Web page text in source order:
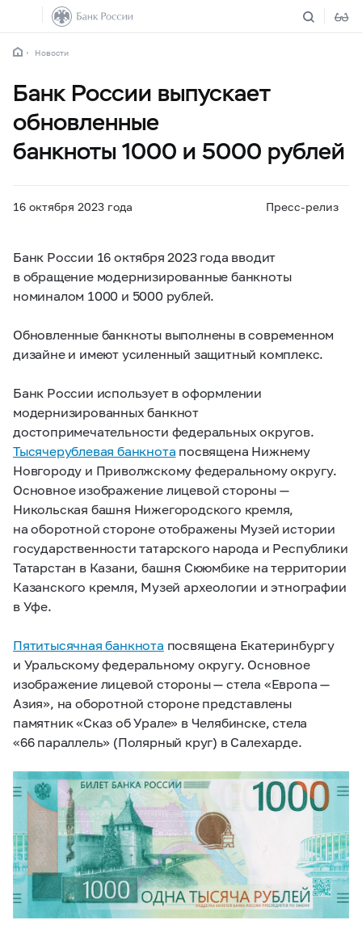
Новости
Банк России выпускает
обновленные
банкноты 1000 и 5000 рублей
16 октября 2023 года Пресс-релиз
Банк России 16 октября 2023 года вводит
в обращение модернизированные банкноты
номиналом 1000 и 5000 рублей.
Обновленные банкноты выполнены в современном
дизайне и имеют усиленный защитный комплекс.
Банк России использует в оформлении
модернизированных банкнот
достопримечательности федеральных округов.
Тысячерублевая банкнота посвящена Нижнему
Новгороду и Приволжскому федеральному округу.
Основное изображение лицевой стороны —
Никольская башня Нижегородского кремля,
на оборотной стороне отображены Музей истории
государственности татарского народа и Республики
Татарстан в Казани, башня Сююмбике на территории
Казанского кремля, Музей археологии и этнографии
в Уфе.
Пятитысячная банкнота посвящена Екатеринбургу
и Уральскому федеральному округу. Основное
изображение лицевой стороны — стела «Европа —
Азия», на оборотной стороне представлены
памятник «Сказ об Урале» в Челябинске, стела
«66 параллель» (Полярный круг) в Салехарде.